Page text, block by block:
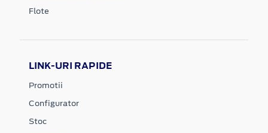
Flote
LINK-URI RAPIDE
Promotii
Configurator
Stoc